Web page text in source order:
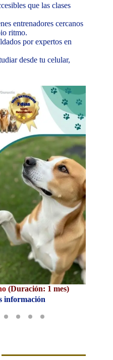
que las clases
entrenadores cercanos
ritmo.
por expertos en
desde tu celular,
(Duración: 1 mes)
información